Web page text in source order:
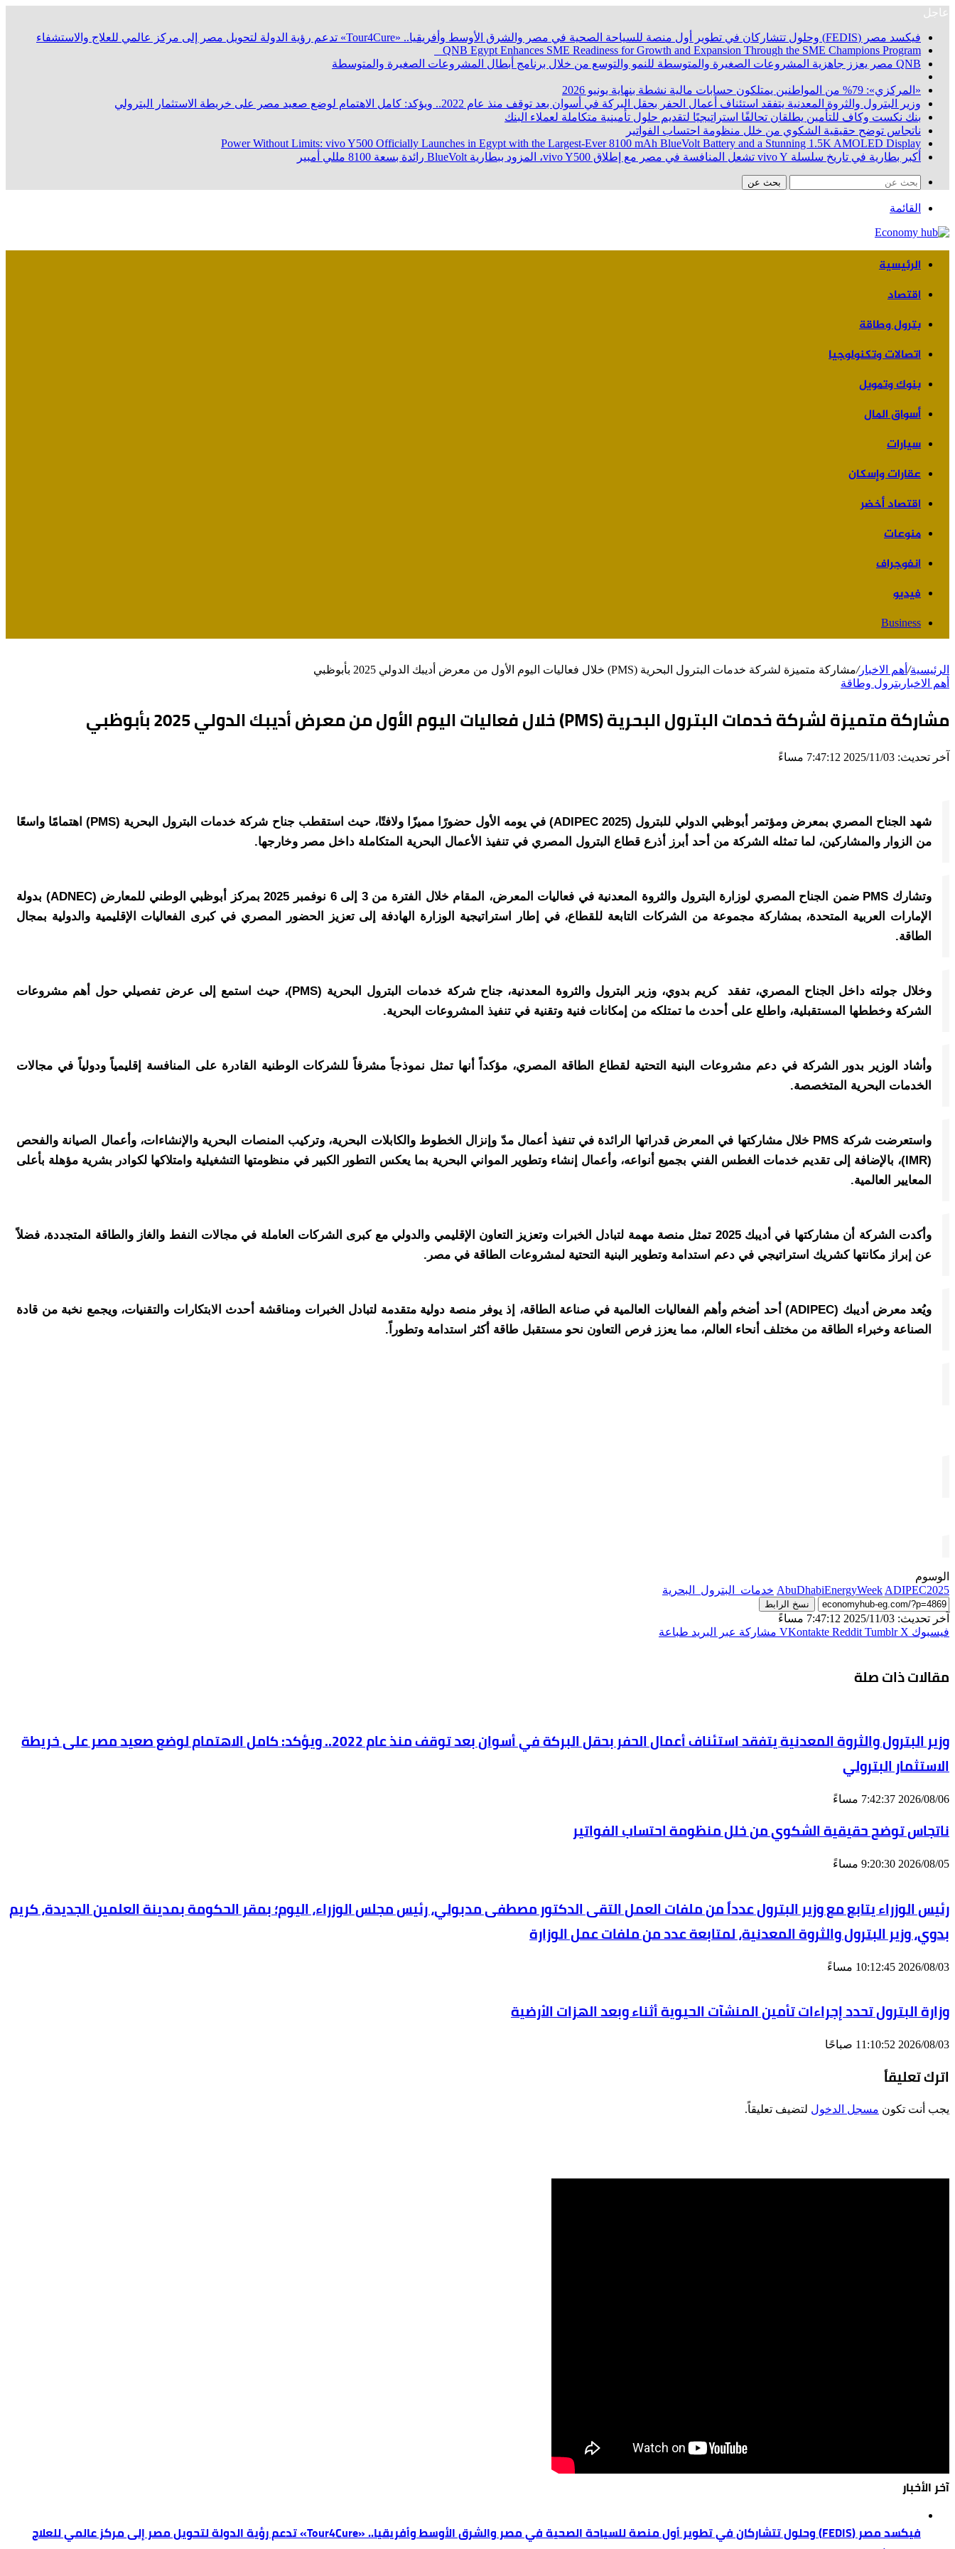
عاجل
فيكسد مصر (FEDIS) وحلول تتشاركان في تطوير أول منصة للسياحة الصحية في مصر والشرق الأوسط وأفريقيا.. «Tour4Cure» تدعم رؤية الدولة لتحويل مصر إلى مركز عالمي للعلاج والاستشفاء
QNB Egypt Enhances SME Readiness for Growth and Expansion Through the SME Champions Program
QNB مصر يعزز جاهزية المشروعات الصغيرة والمتوسطة للنمو والتوسع من خلال برنامج أبطال المشروعات الصغيرة والمتوسطة
«المركزي»: 79% من المواطنين يمتلكون حسابات مالية نشطة بنهاية يونيو 2026
وزير البترول والثروة المعدنية يتفقد استئناف أعمال الحفر بحقل البركة في أسوان بعد توقف منذ عام 2022.. ويؤكد: كامل الاهتمام لوضع صعيد مصر على خريطة الاستثمار البترولي
بنك نكست وكاف للتأمين يطلقان تحالفًا استراتيجيًا لتقديم حلول تأمينية متكاملة لعملاء البنك
ناتجاس توضح حقيقية الشكوي من خلل منظومة احتساب الفواتير
Power Without Limits: vivo Y500 Officially Launches in Egypt with the Largest-Ever 8100 mAh BlueVolt Battery and a Stunning 1.5K AMOLED Display
أكبر بطارية في تاريخ سلسلة vivo Y تشعل المنافسة في مصر مع إطلاق vivo Y500، المزود ببطارية BlueVolt رائدة بسعة 8100 مللي أمبير
بحث عن
القائمة
الرئيسية
اقتصاد
بترول وطاقة
اتصالات وتكنولوجيا
بنوك وتمويل
أسواق المال
سيارات
عقارات وإسكان
اقتصاد أخضر
منوعات
انفوجراف
فيديو
Business
الرئيسية/ أهم الاخبار/مشاركة متميزة لشركة خدمات البترول البحرية (PMS) خلال فعاليات اليوم الأول من معرض أديبك الدولي 2025 بأبوظبي
أهم الاخبار بترول وطاقة
مشاركة متميزة لشركة خدمات البترول البحرية (PMS) خلال فعاليات اليوم الأول من معرض أديبك الدولي 2025 بأبوظبي
آخر تحديث: 2025/11/03 7:47:12 مساءً
شهد الجناح المصري بمعرض ومؤتمر أبوظبي الدولي للبترول (ADIPEC 2025) في يومه الأول حضورًا مميزًا ولافتًا، حيث استقطب جناح شركة خدمات البترول البحرية (PMS) اهتمامًا واسعًا
من الزوار والمشاركين، لما تمثله الشركة من أحد أبرز أذرع قطاع البترول المصري في تنفيذ الأعمال البحرية المتكاملة داخل مصر وخارجها.
وتشارك PMS ضمن الجناح المصري لوزارة البترول والثروة المعدنية في فعاليات المعرض، المقام خلال الفترة من 3 إلى 6 نوفمبر 2025 بمركز أبوظبي الوطني للمعارض (ADNEC) بدولة
الإمارات العربية المتحدة، بمشاركة مجموعة من الشركات التابعة للقطاع، في إطار استراتيجية الوزارة الهادفة إلى تعزيز الحضور المصري في كبرى الفعاليات الإقليمية والدولية بمجال
الطاقة.
وخلال جولته داخل الجناح المصري، تفقد كريم بدوي، وزير البترول والثروة المعدنية، جناح شركة خدمات البترول البحرية (PMS)، حيث استمع إلى عرض تفصيلي حول أهم مشروعات
الشركة وخططها المستقبلية، واطلع على أحدث ما تمتلكه من إمكانات فنية وتقنية في تنفيذ المشروعات البحرية.
وأشاد الوزير بدور الشركة في دعم مشروعات البنية التحتية لقطاع الطاقة المصري، مؤكداً أنها تمثل نموذجاً مشرفاً للشركات الوطنية القادرة على المنافسة إقليمياً ودولياً في مجالات
الخدمات البحرية المتخصصة.
واستعرضت شركة PMS خلال مشاركتها في المعرض قدراتها الرائدة في تنفيذ أعمال مدّ وإنزال الخطوط والكابلات البحرية، وتركيب المنصات البحرية والإنشاءات، وأعمال الصيانة والفحص
(IMR)، بالإضافة إلى تقديم خدمات الغطس الفني بجميع أنواعه، وأعمال إنشاء وتطوير المواني البحرية بما يعكس التطور الكبير في منظومتها التشغيلية وامتلاكها لكوادر بشرية مؤهلة بأعلى
المعايير العالمية.
وأكدت الشركة أن مشاركتها في أديبك 2025 تمثل منصة مهمة لتبادل الخبرات وتعزيز التعاون الإقليمي والدولي مع كبرى الشركات العاملة في مجالات النفط والغاز والطاقة المتجددة، فضلاً
عن إبراز مكانتها كشريك استراتيجي في دعم استدامة وتطوير البنية التحتية لمشروعات الطاقة في مصر.
ويُعد معرض أديبك (ADIPEC) أحد أضخم وأهم الفعاليات العالمية في صناعة الطاقة، إذ يوفر منصة دولية متقدمة لتبادل الخبرات ومناقشة أحدث الابتكارات والتقنيات، ويجمع نخبة من قادة
الصناعة وخبراء الطاقة من مختلف أنحاء العالم، مما يعزز فرص التعاون نحو مستقبل طاقة أكثر استدامة وتطوراً.
الوسوم
AbuDhabiEnergyWeek ADIPEC2025 خدمات_البترول_البحرية
نسخ الرابط
آخر تحديث: 2025/11/03 7:47:12 مساءً
فيسبوك ‫X مشاركة عبر البريد طباعة
مقالات ذات صلة
وزير البترول والثروة المعدنية يتفقد استئناف أعمال الحفر بحقل البركة في أسوان بعد توقف منذ عام 2022.. ويؤكد: كامل الاهتمام لوضع صعيد مصر على خريطة
الاستثمار البترولي
2026/08/06 7:42:37 مساءً
ناتجاس توضح حقيقية الشكوي من خلل منظومة احتساب الفواتير
2026/08/05 9:20:30 مساءً
رئيس الوزراء يتابع مع وزير البترول عدداً من ملفات العمل التقى الدكتور مصطفى مدبولي، رئيس مجلس الوزراء، اليوم؛ بمقر الحكومة بمدينة العلمين الجديدة، كريم
بدوي، وزير البترول والثروة المعدنية، لمتابعة عدد من ملفات عمل الوزارة
2026/08/03 10:12:45 مساءً
وزارة البترول تحدد إجراءات تأمين المنشآت الحيوية أثناء وبعد الهزات الأرضية
2026/08/03 11:10:52 صباحًا
اترك تعليقاً
يجب أنت تكون مسجل الدخول لتضيف تعليقاً.
آخر الأخبار
فيكسد مصر (FEDIS) وحلول تتشاركان في تطوير أول منصة للسياحة الصحية في مصر والشرق الأوسط وأفريقيا.. «Tour4Cure» تدعم رؤية الدولة لتحويل مصر إلى مركز عالمي للعلاج